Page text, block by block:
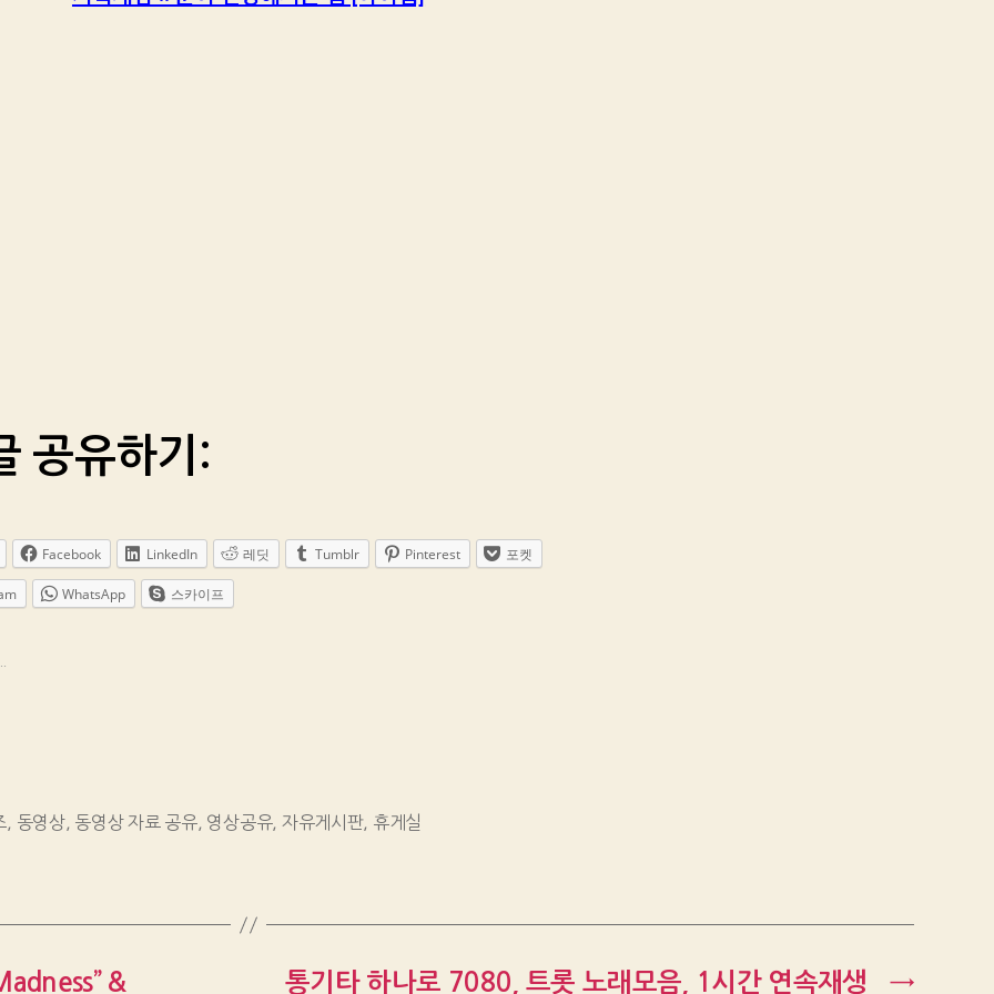
공유하기:
Facebook LinkedIn 레딧 Tumblr Pinterest 포켓
WhatsApp 스카이프
동영상, 동영상 자료 공유, 영상공유, 자유게시판, 휴게실
& →
통기타 하나로 7080, 트롯 노래모음, 1시간 연속재생